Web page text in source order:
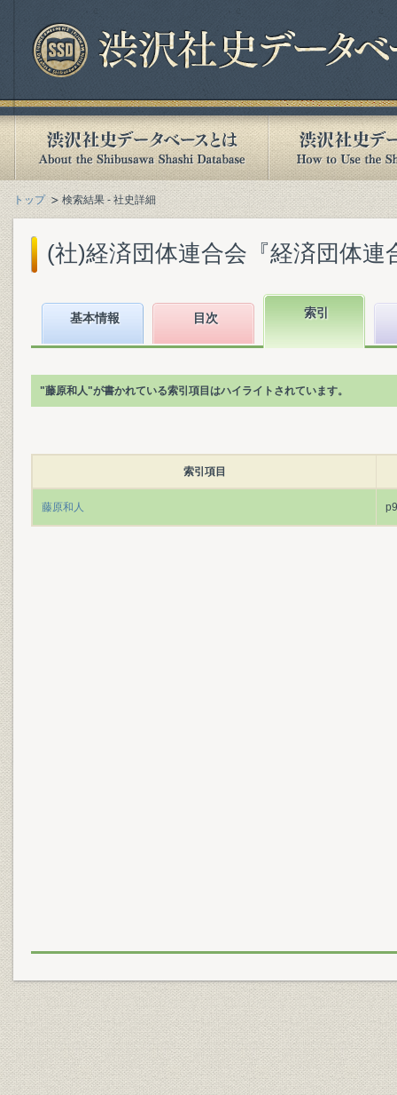
トップ 検索結果 - 社史詳細
(社)経済団体連合会『経済団体連
基本情報 目次 索引
"藤原和人"が書かれている索引項目はハイライトされています。
索引項目
藤原和人